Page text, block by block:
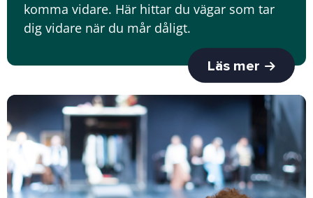
komma vidare. Här hittar du vägar som tar
dig vidare när du mår dåligt.
Läs mer